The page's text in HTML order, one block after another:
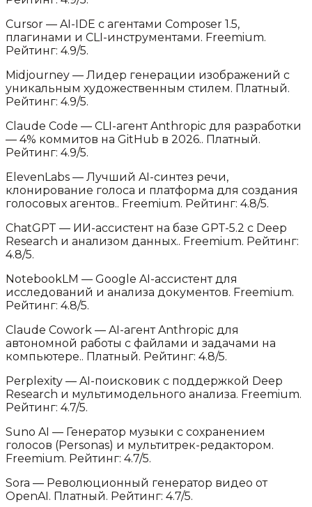
Cursor — AI-IDE с агентами Composer 1.5,
плагинами и CLI-инструментами. Freemium.
Рейтинг: 4.9/5.
Midjourney — Лидер генерации изображений с
уникальным художественным стилем. Платный.
Рейтинг: 4.9/5.
Claude Code — CLI-агент Anthropic для разработки
— 4% коммитов на GitHub в 2026.. Платный.
Рейтинг: 4.9/5.
ElevenLabs — Лучший AI-синтез речи,
клонирование голоса и платформа для создания
голосовых агентов.. Freemium. Рейтинг: 4.8/5.
ChatGPT — ИИ-ассистент на базе GPT-5.2 с Deep
Research и анализом данных.. Freemium. Рейтинг:
4.8/5.
NotebookLM — Google AI-ассистент для
исследований и анализа документов. Freemium.
Рейтинг: 4.8/5.
Claude Cowork — AI-агент Anthropic для
автономной работы с файлами и задачами на
компьютере.. Платный. Рейтинг: 4.8/5.
Perplexity — AI-поисковик с поддержкой Deep
Research и мультимодельного анализа. Freemium.
Рейтинг: 4.7/5.
Suno AI — Генератор музыки с сохранением
голосов (Personas) и мультитрек-редактором.
Freemium. Рейтинг: 4.7/5.
Sora — Революционный генератор видео от
OpenAI. Платный. Рейтинг: 4.7/5.